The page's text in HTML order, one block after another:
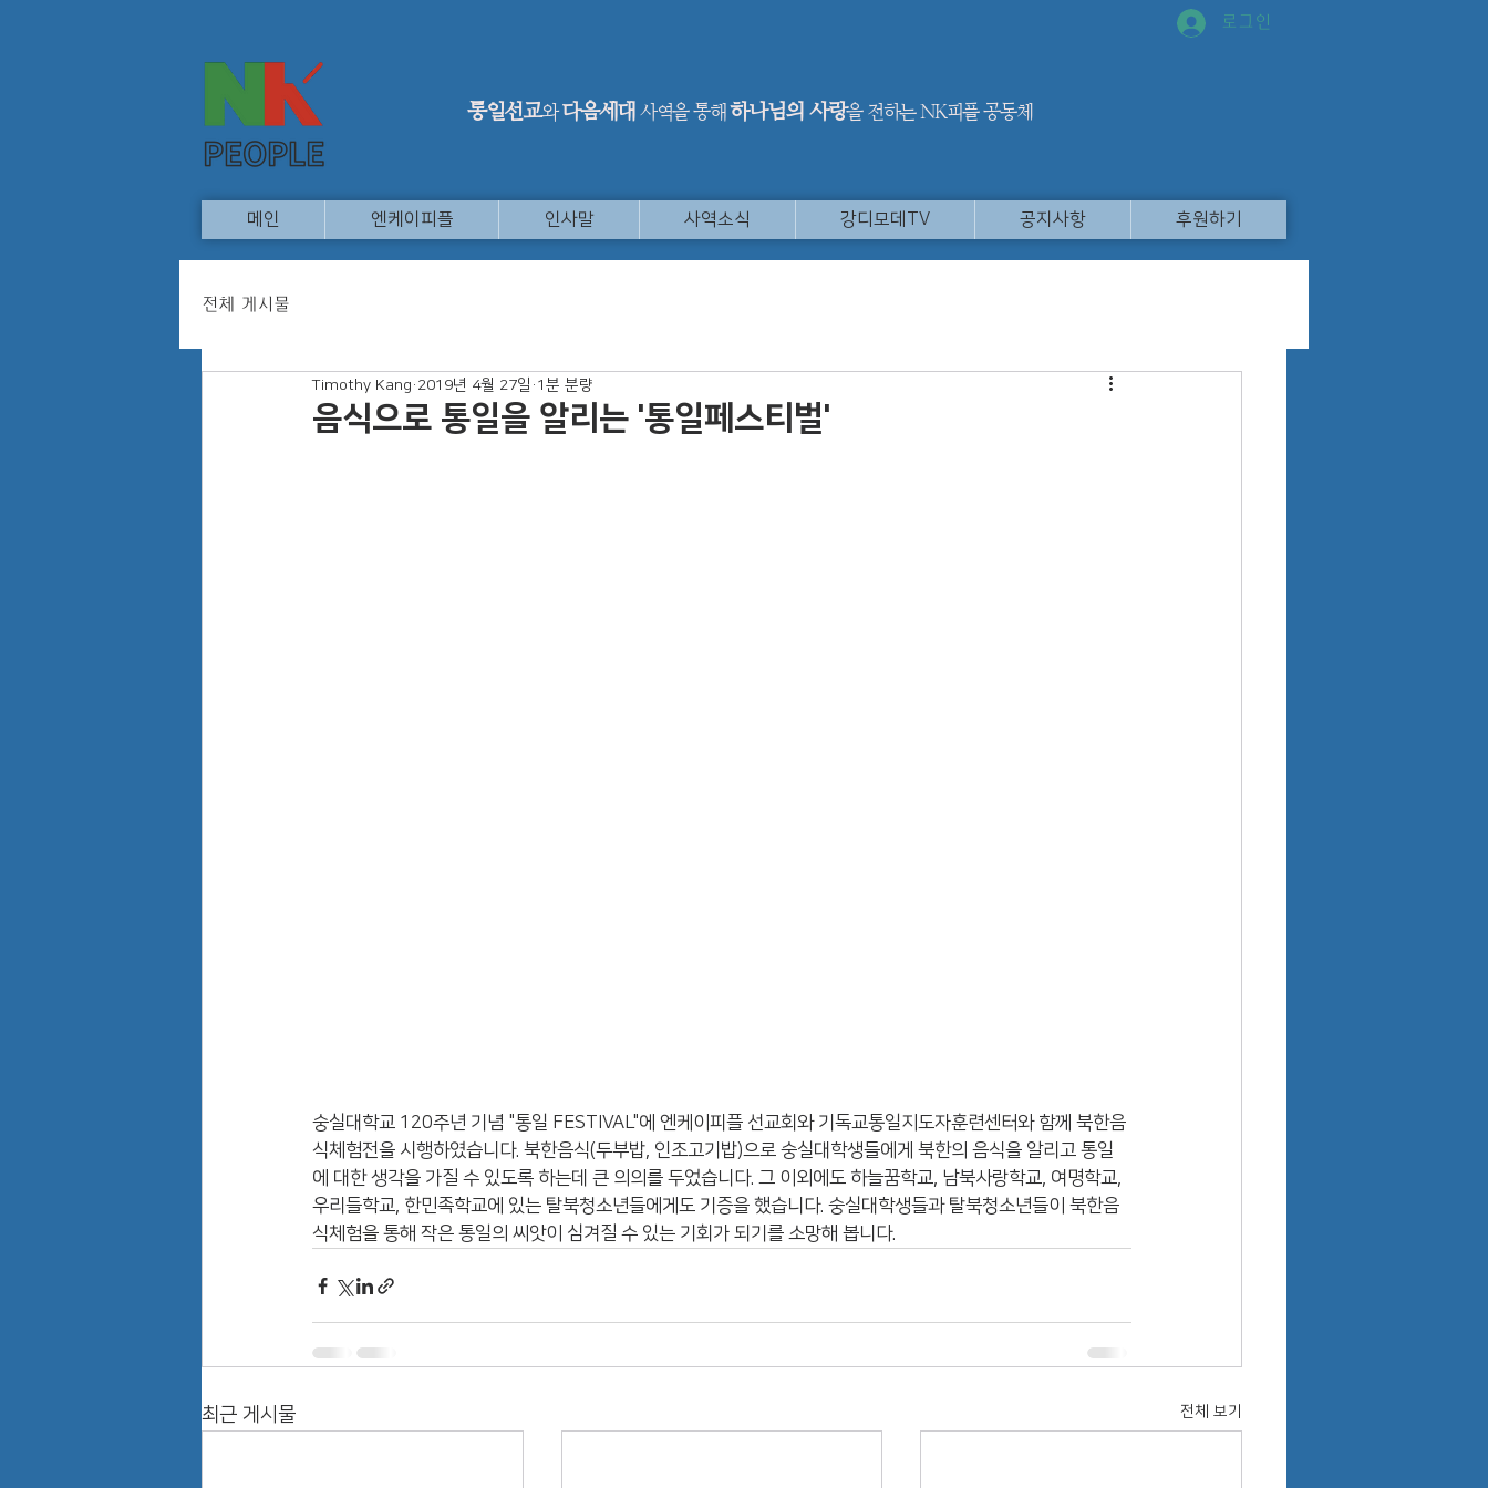
로그인
통일선교와다음세대 사역을 통해하나님의 사랑을 전하는 NK피플 공동체
메인 엔케이피플 인사말 사역소식 강디모데TV 공지사항 후원하기
전체 게시물
음식으로 통일을 알리는 '통일페스티벌'
Timothy Kang 2019년 4월 27일 1분 분량
숭실대학교 120주년 기념 "통일 FESTIVAL"에 엔케이피플 선교회와 기독교통일지도자훈련센터와 함께 북한음
식체험전을 시행하였습니다. 북한음식(두부밥, 인조고기밥)으로 숭실대학생들에게 북한의 음식을 알리고 통일
에 대한 생각을 가질 수 있도록 하는데 큰 의의를 두었습니다. 그 이외에도 하늘꿈학교, 남북사랑학교, 여명학교,
우리들학교, 한민족학교에 있는 탈북청소년들에게도 기증을 했습니다. 숭실대학생들과 탈북청소년들이 북한음
식체험을 통해 작은 통일의 씨앗이 심겨질 수 있는 기회가 되기를 소망해 봅니다.
최근 게시물 전체 보기